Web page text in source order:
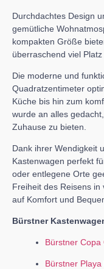
Durchdachtes Design
gemütliche
kompakten Größe
überraschend viel
Die moderne und
Quadratzentimeter
Küche bis hin zum
wurde an alles
Zuhause zu bieten.
Dank ihrer Wendigkeit
Kastenwagen perfekt
oder entlegene Orte
Freiheit des Reisens
auf Komfort und
Bürstner
Bürstner Copa
Bürstner